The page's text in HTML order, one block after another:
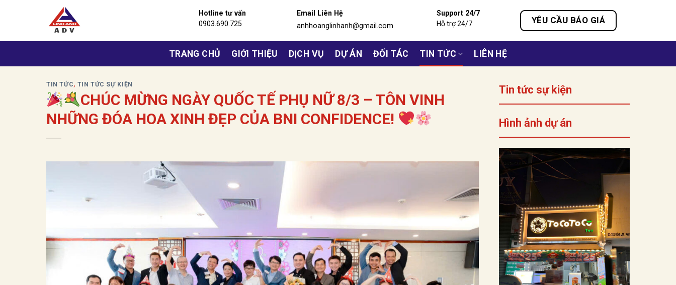
Hotline tư vấn
0903.690.725
Email Liên Hệ
anhhoanglinhanh@gmail.com
Support 24/7
Hỗ trợ 24/7
YÊU CẦU BÁO GIÁ
TRANG CHỦ GIỚI THIỆU DỊCH VỤ DỰ ÁN ĐỐI TÁC TIN TỨC LIÊN HỆ
TIN TỨC, TIN TỨC SỰ KIỆN
CHÚC MỪNG NGÀY QUỐC TẾ PHỤ NỮ 8/3 – TÔN VINH
NHỮNG ĐÓA HOA XINH ĐẸP CỦA BNI CONFIDENCE!
Tin tức sự kiện
Hình ảnh dự án